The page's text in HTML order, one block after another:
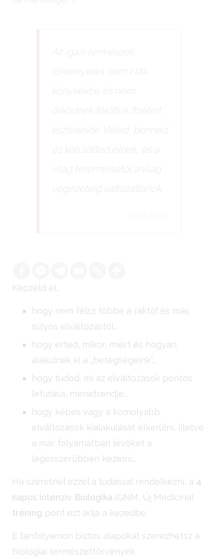
Az igazi természeti
törvényeket nem írták
könyvekbe és nem
őrködnek fölöttük fizetett
tisztviselők. Veled, benned
és körülötted élnek, és a
világ teremtésétől a világ
végezetéig változatlanok.
Képzeld el,
hogy nem félsz többé a ráktól és más
súlyos elváltozástól...
hogy érted, mikor, miért és hogyan
alakulnak ki a „betegségeink”...
hogy tudod, mi az elváltozások pontos
lefutása, menetrendje...
hogy képes vagy a komolyabb
elváltozások kialakulását elkerülni, illetve
a már folyamatban lévőket a
legésszerűbben kezelni...
Ha szeretnél ezzel a tudással rendelkezni, a 4
napos intenzív Biologika (GNM, Új Medicína)
tréning pont ezt adja a kezedbe.
E tanfolyamon biztos alapokat szerezhetsz a
biológiai természettörvények